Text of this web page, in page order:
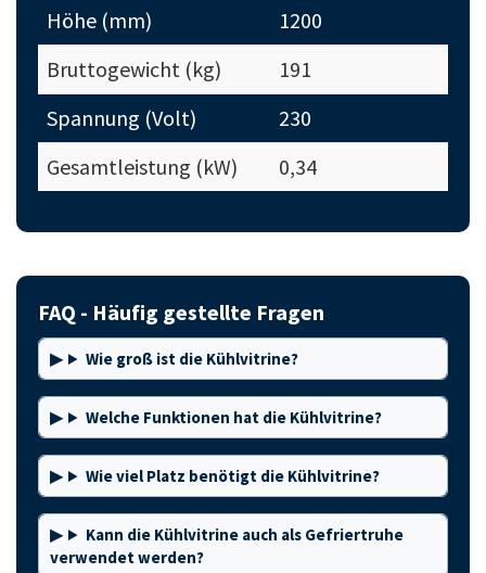
Höhe (mm)
1200
Bruttogewicht (kg)
191
Spannung (Volt)
230
Gesamtleistung (kW)
0,34
FAQ - Häufig gestellte Fragen
Wie groß ist die Kühlvitrine?
Welche Funktionen hat die Kühlvitrine?
Wie viel Platz benötigt die Kühlvitrine?
Kann die Kühlvitrine auch als Gefriertruhe
verwendet werden?